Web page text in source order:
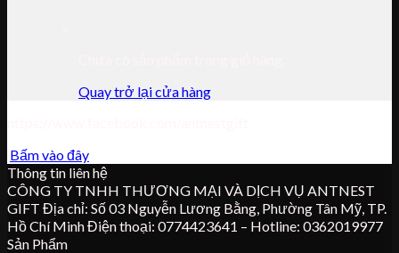
Quay trở lại cửa hàng
Bấm vào đây
Thông tin liên hệ
CÔNG TY TNHH THƯƠNG MẠI VÀ DỊCH VỤ ANTNEST
GIFT Địa chỉ: Số 03 Nguyễn Lương Bằng, Phường Tân Mỹ, TP.
Hồ Chí Minh Điện thoại: 0774423641 – Hotline: 0362019977
Sản Phẩm